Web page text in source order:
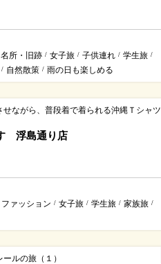
名所・旧跡 / 女子旅 / 子供連れ / 学生旅 /
/ 自然散策 / 雨の日も楽しめる
せながら、普段着で着られる沖縄Ｔシャツ
浮島通り店
ファッション / 女子旅 / 学生旅 / 家族旅 /
ルの旅（１）